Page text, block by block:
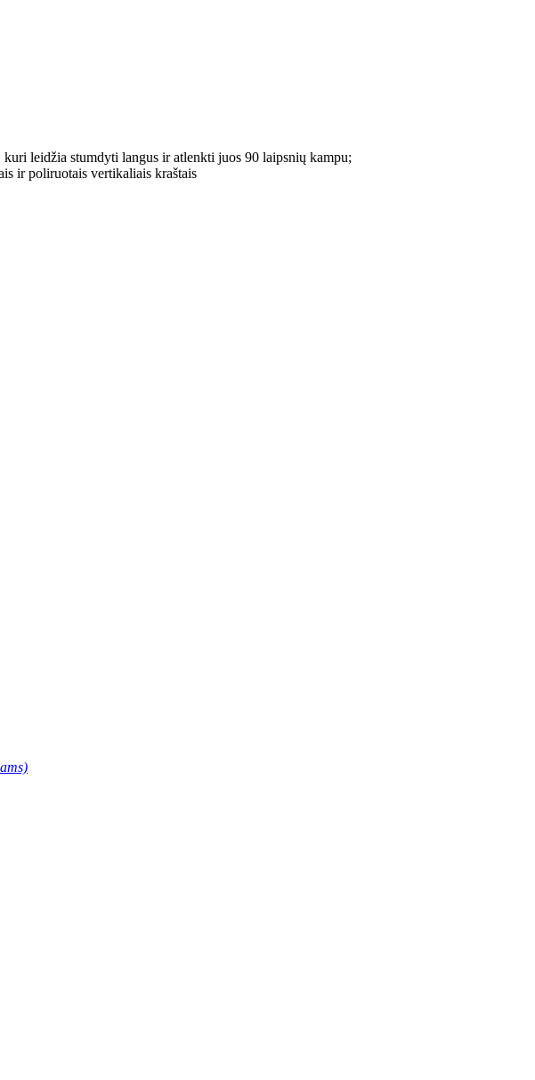
leidžia stumdyti langus ir atlenkti juos 90 laipsnių kampu;
ir poliruotais vertikaliais kraštais